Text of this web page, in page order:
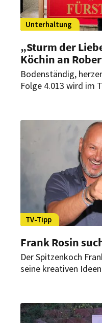
Unterhaltung
„Sturm der
Köchin an
Bodenständig,
Folge 4.013 wird im
TV-Tipp
Frank Rosin
Der Spitzenkoch
seine kreativen
geplant?